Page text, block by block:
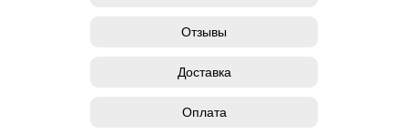
Отзывы
Доставка
Оплата